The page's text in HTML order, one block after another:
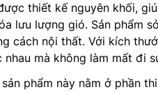
thiết kế nguyên khối,
lưu lượng gió. Sản phẩm
cách nội thất. Với kích
mà không làm mất đi
phẩm này nằm ở phần